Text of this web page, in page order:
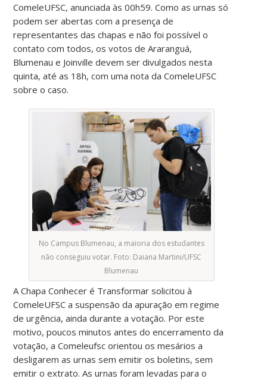
ComeleUFSC, anunciada às 00h59. Como as urnas só
podem ser abertas com a presença de
representantes das chapas e não foi possível o
contato com todos, os votos de Araranguá,
Blumenau e Joinville devem ser divulgados nesta
quinta, até as 18h, com uma nota da ComeleUFSC
sobre o caso.
No Campus Blumenau, a maioria dos estudantes
não conseguiu votar. Foto: Daiana Martini/UFSC
Blumenau
A Chapa Conhecer é Transformar solicitou à
ComeleUFSC a suspensão da apuração em regime
de urgência, ainda durante a votação. Por este
motivo, poucos minutos antes do encerramento da
votação, a Comeleufsc orientou os mesários a
desligarem as urnas sem emitir os boletins, sem
emitir o extrato. As urnas foram levadas para o